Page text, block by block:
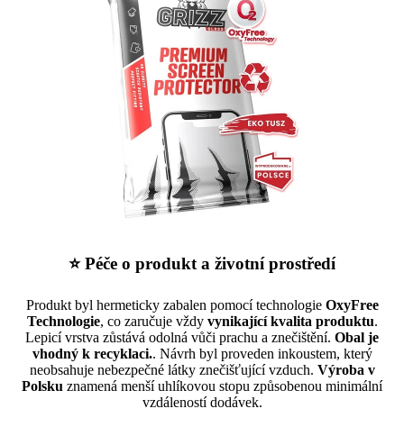
⭐ Péče o produkt a životní prostředí
Produkt byl hermeticky zabalen pomocí technologie OxyFree
Technologie, co zaručuje vždy vynikající kvalita produktu.
Lepicí vrstva zůstává odolná vůči prachu a znečištění. Obal je
vhodný k recyklaci.. Návrh byl proveden inkoustem, který
neobsahuje nebezpečné látky znečišťující vzduch. Výroba v
Polsku znamená menší uhlíkovou stopu způsobenou minimální
vzdáleností dodávek.